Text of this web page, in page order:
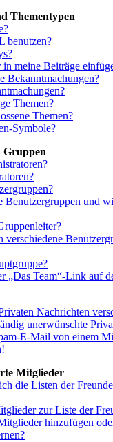
Thementypen
benutzen?
meine Beiträge
Bekanntmachungen?
Themen?
Themen?
Symbole?
Gruppen
Benutzergruppen und
verschiedene
„Das Team“-Link auf
Nachrichten
unerwünschte
E-Mail von einem
Mitglieder
die Listen der
zur Liste der
hinzufügen